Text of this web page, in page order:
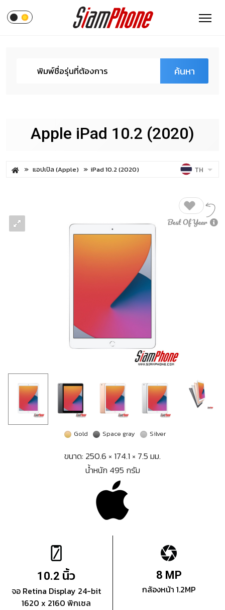
ค้นหา
Apple iPad 10.2 (2020)
แอปเปิล (Apple) iPad 10.2 (2020) TH
Gold Space gray Silver
ขนาด: 250.6 × 174.1 × 7.5 มม.
น้ำหนัก 495 กรัม
10.2 นิ้ว
จอ Retina Display 24-bit
1620 x 2160 พิกเซล
8 MP
กล้องหน้า 1.2MP